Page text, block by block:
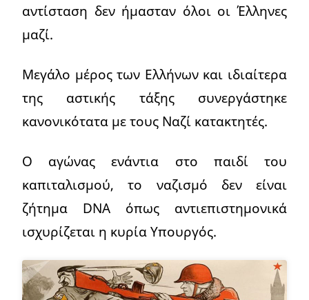
αντίσταση δεν ήμασταν όλοι οι Έλληνες
μαζί.
Μεγάλο μέρος των Ελλήνων και ιδιαίτερα
της αστικής τάξης συνεργάστηκε
κανονικότατα με τους Ναζί κατακτητές.
Ο αγώνας ενάντια στο παιδί του
καπιταλισμού, το ναζισμό δεν είναι
ζήτημα DNA όπως αντιεπιστημονικά
ισχυρίζεται η κυρία Υπουργός.